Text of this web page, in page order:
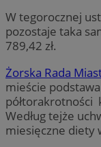
W tegorocznej
pozostaje taka
789,42 zł.
Żorska Rada
mieście
półtorakrotności
Według tejże
miesięczne diety